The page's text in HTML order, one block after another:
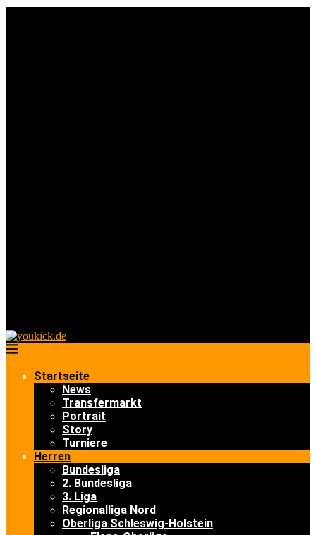
Startseite
News
Transfermarkt
Portrait
Story
Turniere
Herren
Bundesliga
2. Bundesliga
3. Liga
Regionalliga Nord
Oberliga Schleswig-Holstein